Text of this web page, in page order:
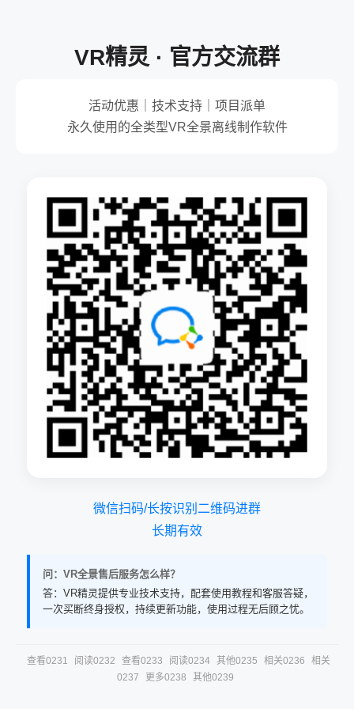
VR精灵 · 官方交流群
活动优惠｜技术支持｜项目派单
永久使用的全类型VR全景离线制作软件
微信扫码/长按识别二维码进群
长期有效
问：VR全景售后服务怎么样？
答：VR精灵提供专业技术支持，配套使用教程和客服答疑，
一次买断终身授权，持续更新功能，使用过程无后顾之忧。
查看0231 阅读0232 查看0233 阅读0234 其他0235 相关0236
相关
0237
更多0238 其他0239